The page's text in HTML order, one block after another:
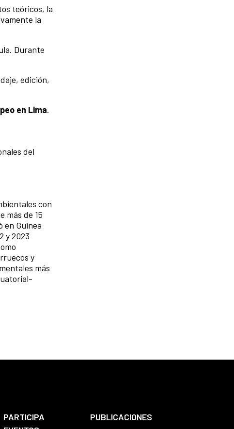
teóricos, la
la
Durante
edición,
en Lima.
del
con
más de 15
en Guinea
y 2023
y
más
PARTICIPA
PUBLICACIONES